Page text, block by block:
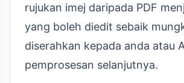
rujukan imej daripada PDF
yang boleh diedit sebaik
diserahkan kepada anda atau
pemprosesan selanjutnya.